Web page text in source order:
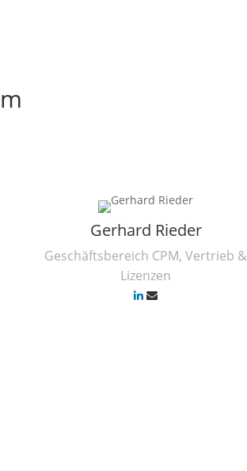
Gerhard Rieder
Geschäftsbereich CPM, Vertrieb &
Lizenzen